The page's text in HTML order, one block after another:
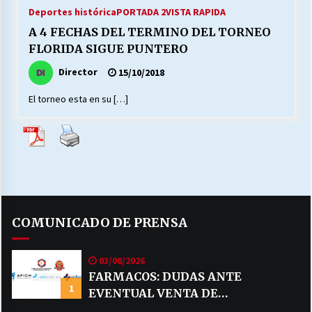
MUNICIPALIDAD, TRABAJADORES, CLIMA
LABORAL:
13/07/2026
Escuela hospitalaria El Carmen de Maipu.
VOLVER A SER ALTERNATIVA
MUNICIPALIDADES, HONORARIOS, DESPIDOS
Deportes históricaPORTADA 2VISTA RAPIDA
A 4 FECHAS DEL TERMINO DEL TORNEO
FLORIDA SIGUE PUNTERO
Director 15/10/2018
El torneo esta en su […]
COMUNICADO DE PRENSA
1
03/08/2026
FARMACOS: DUDAS ANTE
EVENTUAL VENTA DE